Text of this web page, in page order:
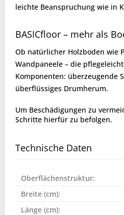
leichte Beanspruchung wie in
BASICfloor – mehr als
Ob natürlicher Holzboden wie
Wandpaneele – die
Komponenten: überzeugende
überflüssiges Drumherum.
Um Beschädigungen zu
Schritte hierfür zu befolgen.
Technische Daten
Oberflächenstruktur:
Breite (cm):
Länge (cm):